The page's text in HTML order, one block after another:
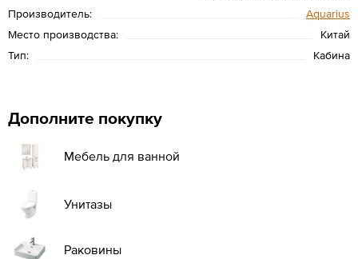
Производитель:
Aquarius
Место производства:
Китай
Тип:
Кабина
Дополните покупку
Мебель для ванной
Унитазы
Раковины